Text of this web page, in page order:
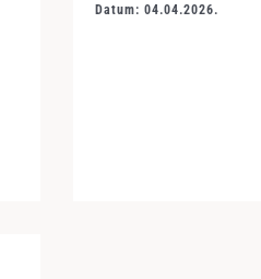
Datum: 04.04.2026.